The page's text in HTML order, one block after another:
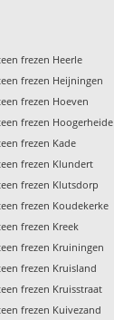
frezen Heerle
frezen Heijningen
frezen Hoeven
frezen Hoogerheide
frezen Kade
frezen Klundert
frezen Klutsdorp
frezen Koudekerke
frezen Kreek
frezen Kruiningen
frezen Kruisland
frezen Kruisstraat
frezen Kuivezand